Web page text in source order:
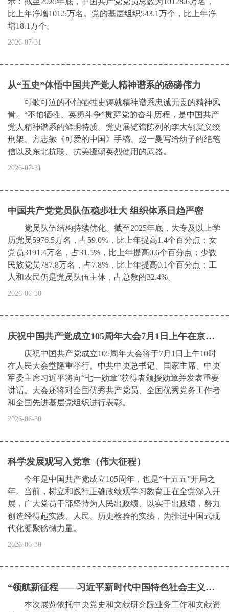
比上年净增101.5万名。党的基层组织543.1万个，比上年净
增18.1万个。
2026-07-31
从“五史”体悟中国共产党人精神谱系的磅礴伟力
可歌可泣的不怕牺牲史铸就精神谱系忠诚无畏的精神风
骨。“不怕牺牲、英勇斗争”贯穿党的奋斗历程，是中国共产
党人精神谱系的鲜明特质。党史展览馆陈列的李大钊就义绞
刑架、方志敏《可爱的中国》手稿、赵一曼写给幼子的绝笔
信以及东北抗联、抗美援朝英烈使用的武器。
2026-07-31
中国共产党党员队伍稳步壮大 组织体系日趋严密
党员队伍结构持续优化。截至2025年底，大专及以上学
历党员5976.5万名，占59.0%，比上年提高1.4个百分点；女
党员3191.4万名，占31.5%，比上年提高0.6个百分点；少数
民族党员787.8万名，占7.8%，比上年提高0.1个百分点；工
人和农民仍是党员队伍主体，占总数的32.4%。
2026-06-30
庆祝中国共产党成立105周年大会7月1日上午在京隆重举行——习近平将向“七一勋章”获得者颁授勋章并发表重要讲话
庆祝中国共产党成立105周年大会将于7月1日上午10时
在人民大会堂隆重举行。中共中央总书记、国家主席、中央
军委主席习近平将向“七一勋章”获得者颁授勋章并发表重要
讲话。大会还将对全国优秀共产党员、全国优秀党务工作者
和全国先进基层党组织进行表彰。
2026-06-30
科学发展观写入党章（伟大征程）
今年是中国共产党成立105周年，也是“十五五”开局之
年。当前，树立和践行正确政绩观学习教育正在全党深入开
展，广大党员干部坚持为人民出政绩、以实干出政绩，努力
创造经得起实践、人民、历史检验的实绩，为推进中国式现
代化凝聚磅礴力量。
2026-06-30
“领航新征程——习近平新时代中国特色社会主义思想文献展”开幕
本次展览依托中央党史和文献研究院业务工作和文献资